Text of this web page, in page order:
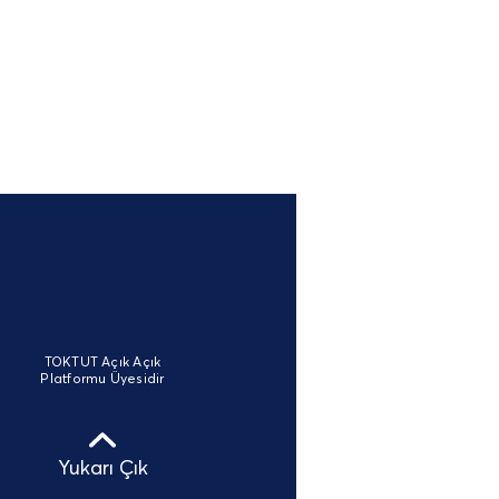
TOKTUT Açık Açık
Platformu Üyesidir
Yukarı Çık